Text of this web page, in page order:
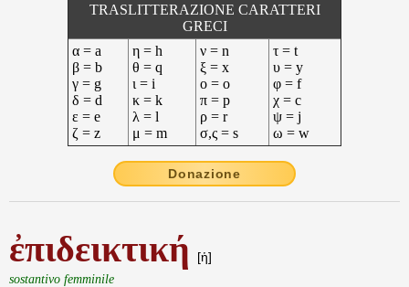
TRASLITTERAZIONE CARATTERI
GRECI
α = a
β = b
γ = g
δ = d
ε = e
ζ = z
η = h
θ = q
ι = i
κ = k
λ = l
μ = m
ν = n
ξ = x
ο = o
π = p
ρ = r
σ,ς = s
τ = t
υ = y
φ = f
χ = c
ψ = j
ω = w
Donazione
ἐπιδεικτική
[ἡ]
sostantivo femminile